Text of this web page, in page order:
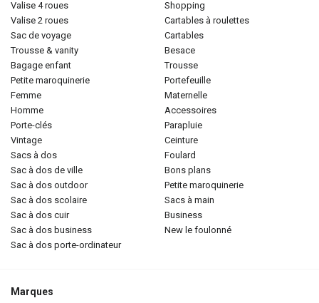
valise 4 roues
valise 2 roues
sac de voyage
trousse & vanity
bagage enfant
petite maroquinerie
femme
homme
porte-clés
vintage
sacs à dos
sac à dos de ville
sac à dos outdoor
sac à dos scolaire
sac à dos cuir
sac à dos business
sac à dos porte-ordinateur
shopping
cartables à roulettes
cartables
besace
trousse
portefeuille
maternelle
accessoires
parapluie
ceinture
foulard
bons plans
petite maroquinerie
sacs à main
business
new le foulonné
Marques